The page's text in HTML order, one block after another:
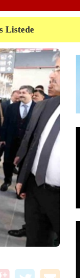
Listede
Alarmı
Çarpıştı